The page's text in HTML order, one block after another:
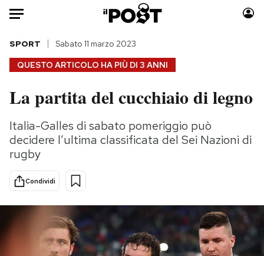
Auto
HOME
Italia
Politica
Scienza
Economia
Sport
Moda
Consumismi
Altrecose
Mondiali calcio 2026
QUESTO ARTICOLO HA PIÙ DI 3 ANNI
SPORT Sabato 11 marzo 2023
La partita del cucchiaio di legno
Italia-Galles di sabato pomeriggio può
decidere l’ultima classificata del Sei Nazioni di
rugby
Condividi